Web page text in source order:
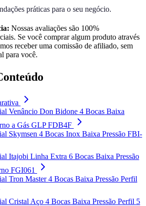
práticas para o seu negócio.
Nossas avaliações são 100%
Se você comprar algum produto através
receber uma comissão de afiliado, sem
para você.
Venâncio Don Bidone 4 Bocas Baixa
a Gás GLP FDB4F
Skymsen 4 Bocas Inox Baixa Pressão FBI-
Itajobi Linha Extra 6 Bocas Baixa Pressão
FGI061
Tron Master 4 Bocas Baixa Pressão Perfil
Cristal Aço 4 Bocas Baixa Pressão Perfil 5